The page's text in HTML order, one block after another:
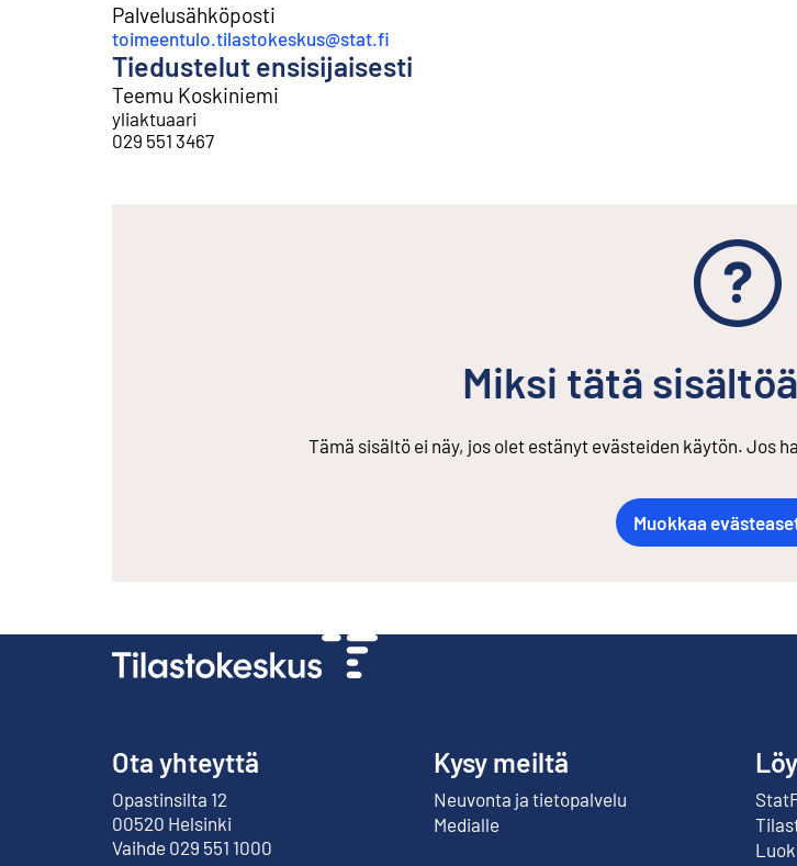
Palvelusähköposti
toimeentulo.tilastokeskus@stat.fi
Tiedustelut ensisijaisesti
Teemu Koskiniemi
yliaktuaari
029 551 3467
Miksi tätä
Tämä sisältö ei näy, jos olet estänyt evästeiden käytön. Jos
Muokkaa
Ota yhteyttä
Opastinsilta 12
00520 Helsinki
Ulkoinen linkki
Vaihde 029 551 1000
Kysy meiltä
Neuvonta ja tietopalvelu
Medialle